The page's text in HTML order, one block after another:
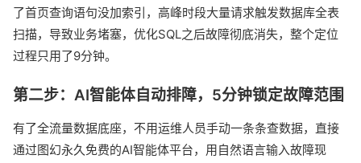
了首页查询语句没加索引，高峰时段大量请求触发数据库全表
扫描，导致业务堵塞，优化SQL之后故障彻底消失，整个定位
过程只用了9分钟。
第二步：AI智能体自动排障，5分钟锁定故障范围
有了全流量数据底座，不用运维人员手动一条条查数据，直接
通过图幻永久免费的AI智能体平台，用自然语言输入故障现